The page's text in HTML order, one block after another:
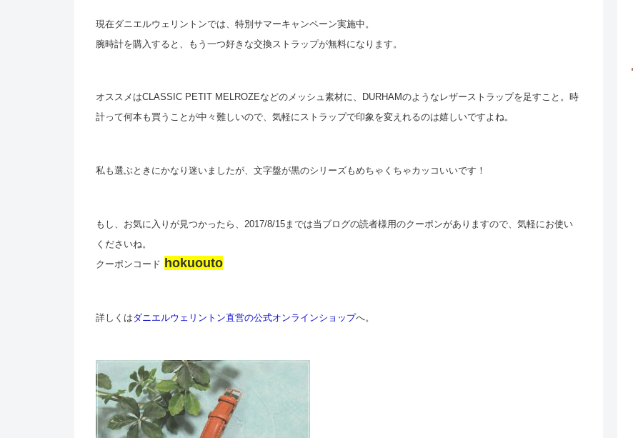
現在ダニエルウェリントンでは、特別サマーキャンペーン実施中。
腕時計を購入すると、もう一つ好きな交換ストラップが無料になります。
オススメはCLASSIC PETIT MELROZEなどのメッシュ素材に、DURHAMのようなレザーストラップを足すこと。時
計って何本も買うことが中々難しいので、気軽にストラップで印象を変えれるのは嬉しいですよね。
私も選ぶときにかなり迷いましたが、文字盤が黒のシリーズもめちゃくちゃカッコいいです！
もし、お気に入りが見つかったら、2017/8/15までは当ブログの読者様用のクーポンがありますので、気軽にお使い
くださいね。
クーポンコード hokuouto
詳しくはダニエルウェリントン直営の公式オンラインショップへ。